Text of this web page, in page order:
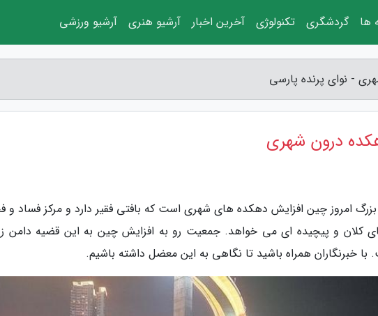
- نوای پرنده پارسی
درون شهری
امروز چین افزایش دهکده های شهری است که بافتی فقیر دارد و مرکز فساد و
کلان و پیچیده ای می خواهد. جمعیت رو به افزایش چین به این قضیه دامن
همراه باشید تا نگاهی به این معضل داشته باشیم.
ها گردشگری تکنولوژی آخرین اخبار آرشیو هنری آرشیو ورزشی